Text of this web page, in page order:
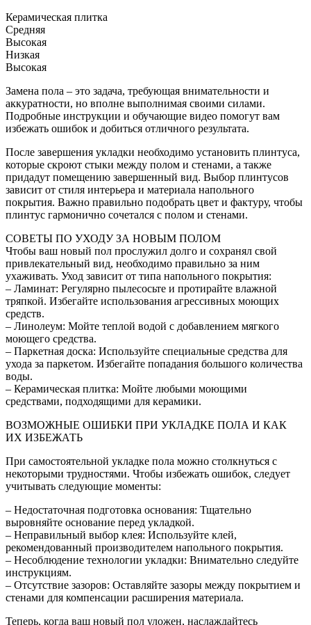
Керамическая плитка
Средняя
Высокая
Низкая
Высокая
Замена пола – это задача, требующая внимательности и
аккуратности, но вполне выполнимая своими силами.
Подробные инструкции и обучающие видео помогут вам
избежать ошибок и добиться отличного результата.
После завершения укладки необходимо установить плинтуса,
которые скроют стыки между полом и стенами, а также
придадут помещению завершенный вид. Выбор плинтусов
зависит от стиля интерьера и материала напольного
покрытия. Важно правильно подобрать цвет и фактуру, чтобы
плинтус гармонично сочетался с полом и стенами.
СОВЕТЫ ПО УХОДУ ЗА НОВЫМ ПОЛОМ
Чтобы ваш новый пол прослужил долго и сохранял свой
привлекательный вид, необходимо правильно за ним
ухаживать. Уход зависит от типа напольного покрытия:
– Ламинат: Регулярно пылесосьте и протирайте влажной
тряпкой. Избегайте использования агрессивных моющих
средств.
– Линолеум: Мойте теплой водой с добавлением мягкого
моющего средства.
– Паркетная доска: Используйте специальные средства для
ухода за паркетом. Избегайте попадания большого количества
воды.
– Керамическая плитка: Мойте любыми моющими
средствами, подходящими для керамики.
ВОЗМОЖНЫЕ ОШИБКИ ПРИ УКЛАДКЕ ПОЛА И КАК
ИХ ИЗБЕЖАТЬ
При самостоятельной укладке пола можно столкнуться с
некоторыми трудностями. Чтобы избежать ошибок, следует
учитывать следующие моменты:
– Недостаточная подготовка основания: Тщательно
выровняйте основание перед укладкой.
– Неправильный выбор клея: Используйте клей,
рекомендованный производителем напольного покрытия.
– Несоблюдение технологии укладки: Внимательно следуйте
инструкциям.
– Отсутствие зазоров: Оставляйте зазоры между покрытием и
стенами для компенсации расширения материала.
Теперь, когда ваш новый пол уложен, наслаждайтесь